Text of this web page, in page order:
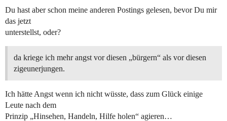
Du hast aber schon meine anderen Postings gelesen, bevor Du mir
das jetzt
unterstellst, oder?
da kriege ich mehr angst vor diesen „bürgern“ als vor diesen
zigeunerjungen.
Ich hätte Angst wenn ich nicht wüsste, dass zum Glück einige
Leute nach dem
Prinzip „Hinsehen, Handeln, Hilfe holen“ agieren…